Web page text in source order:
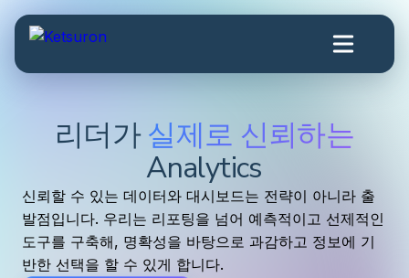
리더가실제로 신뢰하는
Analytics
신뢰할 수 있는 데이터와 대시보드는 전략이 아니라 출
발점입니다. 우리는 리포팅을 넘어 예측적이고 선제적인
도구를 구축해, 명확성을 바탕으로 과감하고 정보에 기
반한 선택을 할 수 있게 합니다.